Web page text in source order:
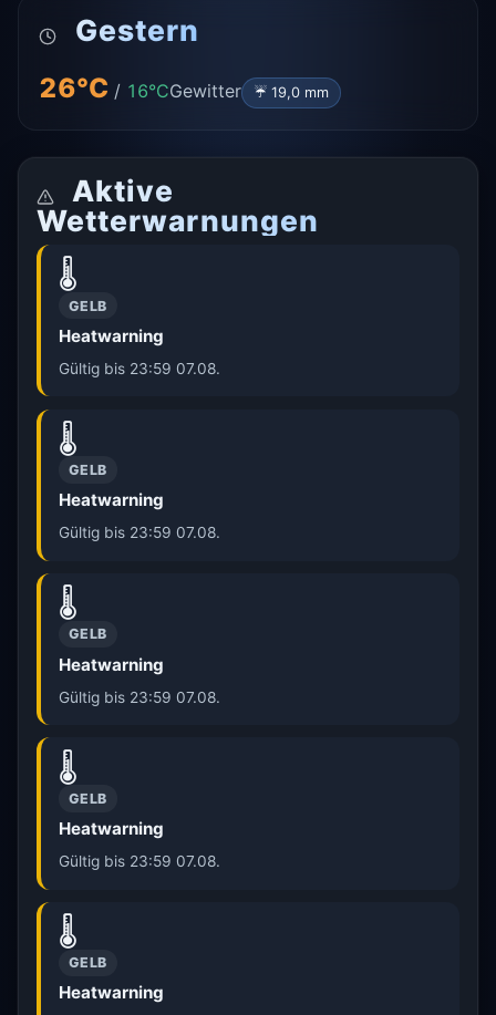
Gestern
26°C / 16°CGewitter ☔ 19,0 mm
Aktive
Wetterwarnungen
🌡️
GELB
Heatwarning
Gültig bis 23:59 07.08.
🌡️
GELB
Heatwarning
Gültig bis 23:59 07.08.
🌡️
GELB
Heatwarning
Gültig bis 23:59 07.08.
🌡️
GELB
Heatwarning
Gültig bis 23:59 07.08.
🌡️
GELB
Heatwarning